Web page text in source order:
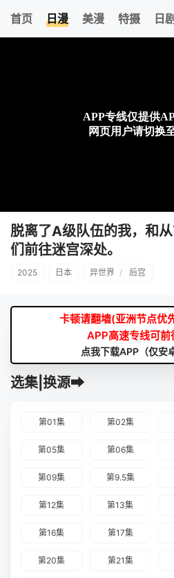
首页 日漫 美漫 特摄 日剧
脱离了A级队伍的我，和
们前往迷宫深处。
2025 日本 异世界 / 后宫
卡顿请翻墙(亚洲节点优
APP高速专线可前
点我下载APP（仅安
选集|换源➡
第01集 第02集
第05集 第06集
第09集 第9.5集
第12集 第13集
第16集 第17集
第20集 第21集